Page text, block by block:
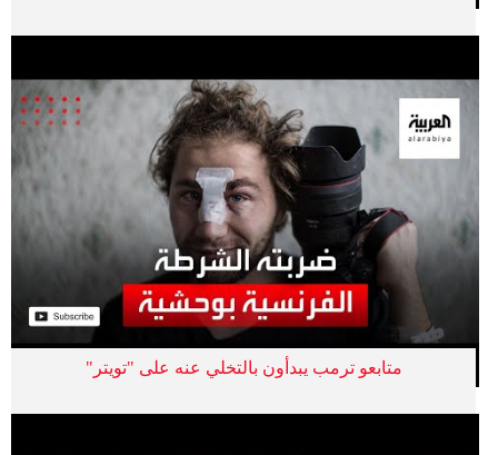
متابعو ترمب يبدأون بالتخلي عنه على "تويتر"